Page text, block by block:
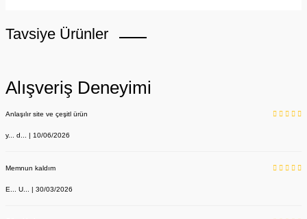
Tavsiye Ürünler
Alışveriş Deneyimi
Anlaşılır site ve çeşitl ürün
y... d... | 10/06/2026
Memnun kaldım
E... U... | 30/03/2026